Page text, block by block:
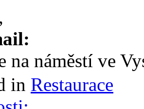
,
na náměstí ve
in Restaurace